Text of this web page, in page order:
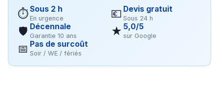
⏱Sous 2 h
En urgence 💶 Devis gratuit
Sous 24 h
🛡 Décennale
Garantie 10 ans ★ 5,0/5
sur Google
📅 Pas de surcoût
Soir / WE / fériés